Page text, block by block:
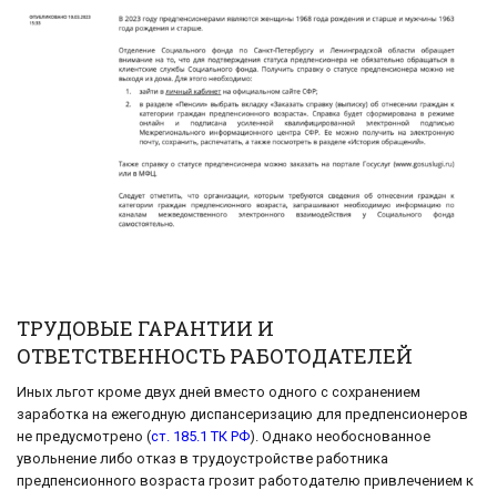
ТРУДОВЫЕ ГАРАНТИИ И
ОТВЕТСТВЕННОСТЬ РАБОТОДАТЕЛЕЙ
Иных льгот кроме двух дней вместо одного с сохранением
заработка на ежегодную диспансеризацию для предпенсионеров
не предусмотрено (ст. 185.1 ТК РФ). Однако необоснованное
увольнение либо отказ в трудоустройстве работника
предпенсионного возраста грозит работодателю привлечением к